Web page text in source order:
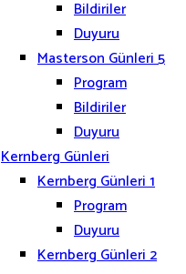
Bildiriler
Duyuru
Masterson Günleri 5
Program
Bildiriler
Duyuru
Kernberg Günleri
Kernberg Günleri 1
Program
Duyuru
Kernberg Günleri 2